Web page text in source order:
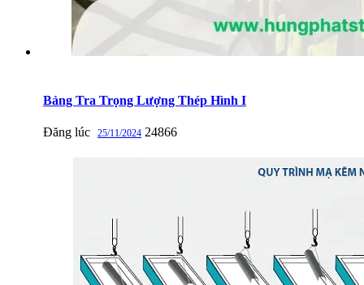
Bảng Tra Trọng Lượng Thép Hình I
Đăng lúc 25/11/2024 24866